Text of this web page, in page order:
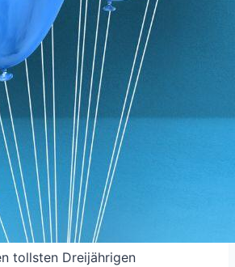
tollsten Dreijährigen